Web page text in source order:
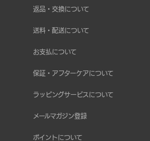
返品・交換について
送料・配送について
お支払について
保証・アフターケアについて
ラッピングサービスについて
メールマガジン登録
ポイントについて